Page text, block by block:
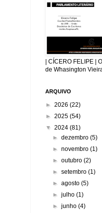
| CÍCERO FELIPE |
de Whasington
ARQUIVO
► 2026 (22)
► 2025 (54)
▼ 2024 (81)
►dezembro(5)
►novembro(1)
►outubro(2)
►setembro(1)
►agosto(5)
►julho(1)
►junho(4)